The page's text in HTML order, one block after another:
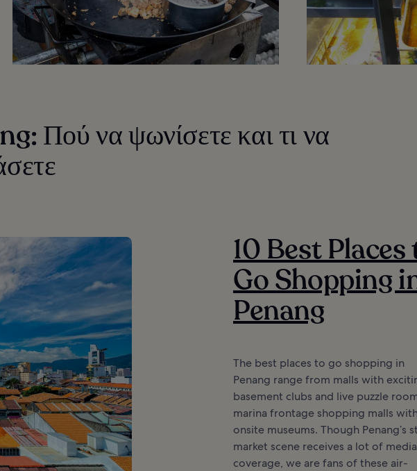
Πού να ψωνίσετε και τι να
10 Best Places
Go Shopping
Penang
The best places to go shopping in
Penang range from malls with
basement clubs and live puzzle
marina frontage shopping malls
onsite museums. Though Penang’s
market scene receives a lot of media
coverage, we are fans of these air-